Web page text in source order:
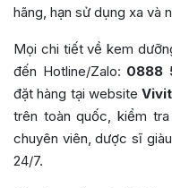
hãng, hạn sử dụng xa và
Mọi chi tiết về kem
đến Hotline/Zalo: 0888
đặt hàng tại website
trên toàn quốc, kiểm
chuyên viên, dược sĩ
24/7.